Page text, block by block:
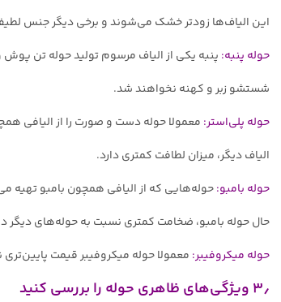
این الیاف‌ها زودتر خشک می‌شوند و برخی دیگر جنس لطیفی
حوله پنبه: پنبه یکی از الیاف مرسوم تولید حوله تن
شستشو زبر و کهنه نخواهند شد.
حوله پلی‌استر: معمولا حوله‌ دست و صورت را از الیافی
الیاف دیگر، میزان لطافت کمتری دارد.
حوله بامبو:حوله‌هایی که از الیافی همچون بامبو
حال حوله بامبو، ضخامت کمتری نسبت به حوله‌های دیگر
حوله میکروفیبر: معمولا حوله میکروفیبر قیمت
۳٫ ویژگی‌های ظاهری حوله را بررسی کنید